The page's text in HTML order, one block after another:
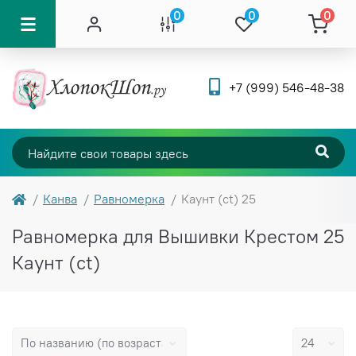
0 0 0
+7 (999) 546-48-38
Канва Равномерка Каунт (ct) 25
Равномерка для Вышивки Крестом 25
Каунт (ct)